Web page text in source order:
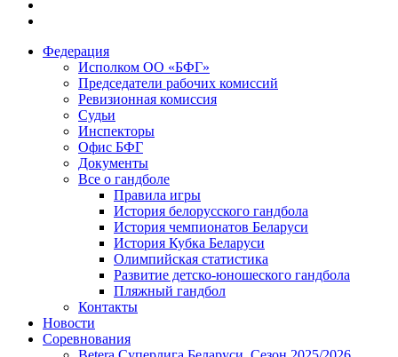
Федерация
Исполком ОО «БФГ»
Председатели рабочих комиссий
Ревизионная комиссия
Судьи
Инспекторы
Офис БФГ
Документы
Все о гандболе
Правила игры
История белорусского гандбола
История чемпионатов Беларуси
История Кубка Беларуси
Олимпийская статистика
Развитие детско-юношеского гандбола
Пляжный гандбол
Контакты
Новости
Соревнования